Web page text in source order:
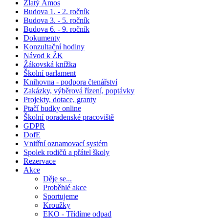
Zlatý Ámos
Budova 1. - 2. ročník
Budova 3. - 5. ročník
Budova 6. - 9. ročník
Dokumenty
Konzultační hodiny
Návod k ŽK
Žákovská knížka
Školní parlament
Knihovna - podpora čtenářství
Zakázky, výběrová řízení, poptávky
Projekty, dotace, granty
Ptačí budky online
Školní poradenské pracoviště
GDPR
DofE
Vnitřní oznamovací systém
Spolek rodičů a přátel školy
Rezervace
Akce
Děje se...
Proběhlé akce
Sportujeme
Kroužky
EKO - Třídíme odpad